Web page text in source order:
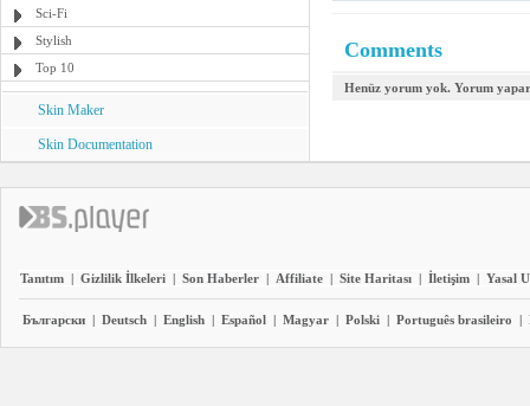
Sci-Fi
Stylish
Top 10
Skin Maker
Skin Documentation
Comments
Henüz yorum yok. Yorum
Tanıtım | Gizlilik İlkeleri | Son Haberler | Affiliate | Site Haritası | İletişim | Yasal
Български | Deutsch | English | Español | Magyar | Polski | Português brasileiro |